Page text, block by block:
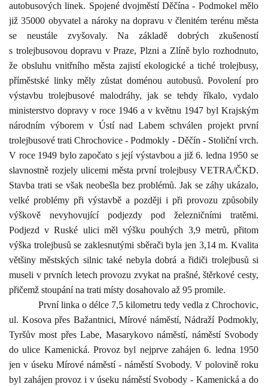
autobusových linek. Spojené dvojměstí Děčína - Podmokel mělo
již 35000 obyvatel a nároky na dopravu v členitém terénu města
se neustále zvyšovaly. Na základě dobrých zkušeností
s trolejbusovou dopravu v Praze, Plzni a Zlíně bylo rozhodnuto,
že obsluhu vnitřního města zajistí ekologické a tiché trolejbusy,
příměstské linky měly zůstat doménou autobusů. Povolení pro
výstavbu trolejbusové malodráhy, jak se tehdy říkalo, vydalo
ministerstvo dopravy v roce 1946 a v květnu 1947 byl Krajským
národním výborem v Ústí nad Labem schválen projekt první
trolejbusové trati Chrochovice - Podmokly - Děčín - Stoliční vrch.
V roce 1949 bylo započato s její výstavbou a již 6. ledna 1950 se
slavnostně rozjely ulicemi města první trolejbusy VETRA/ČKD.
Stavba trati se však neobešla bez problémů. Jak se záhy ukázalo,
velké problémy při výstavbě a později i při provozu způsobily
výškově nevyhovující podjezdy pod železničními tratěmi.
Podjezd v Ruské ulici měl výšku pouhých 3,9 metrů, přitom
výška trolejbusů se zaklesnutými sběrači byla jen 3,14 m. Kvalita
většiny městských silnic také nebyla dobrá a řidiči trolejbusů si
museli v prvních letech provozu zvykat na prašné, štěrkové cesty,
přičemž stoupání na trati místy dosahovalo až 95 promile.
První linka o délce 7,5 kilometrutedy vedla z Chrochovic,
ul. Kosova přes Bažantnici, Mírové náměstí, Nádraží Podmokly,
Tyršův most přes Labe, Masarykovo náměstí, náměstí Svobody
do ulice Kamenická. Provoz byl nejprve zahájen 6. ledna 1950
jen v úseku Mírové náměstí - náměstí Svobody. V polovině roku
byl zahájen provoz i v úseku náměstí Svobody - Kamenická a do